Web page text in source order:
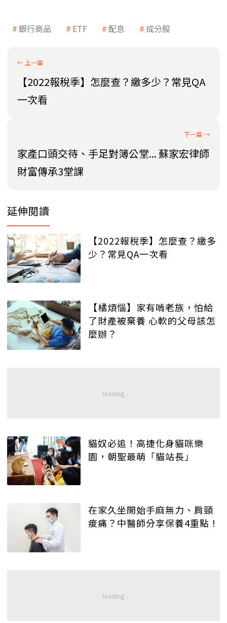
銀行商品 ETF 配息 成分股
【2022報稅季】怎麼查？繳多少？常見QA
一次看
家產口頭交待、手足對簿公堂... 蘇家宏律師
財富傳承3堂課
延伸閱讀
【2022報稅季】怎麼查？繳多
少？常見QA一次看
【橘煩惱】家有啃老族，怕給
了財產被棄養 心軟的父母該怎
麼辦？
貓奴必追！高捷化身貓咪樂
園，朝聖最萌「貓站長」
在家久坐開始手麻無力、肩頸
痠痛？中醫師分享保養4重點！